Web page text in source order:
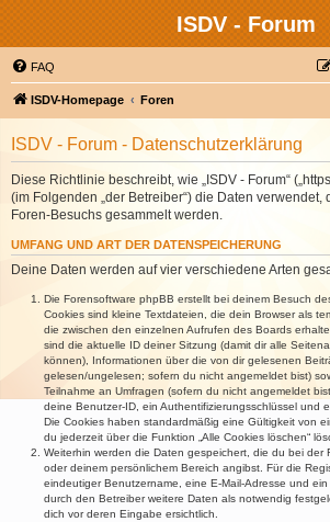
ISDV - Forum
FAQ
ISDV-Homepage Foren
ISDV - Forum - Datenschutzerklärung
Diese Richtlinie beschreibt, wie „ISDV - Forum“
(im Folgenden „der Betreiber“) die Daten verwendet,
Foren-Besuchs gesammelt werden.
UMFANG UND ART DER DATENSPEICHERUNG
Deine Daten werden auf vier verschiedene Arten
Die Forensoftware phpBB erstellt bei deinem Besuch
Cookies sind kleine Textdateien, die dein Browser als
die zwischen den einzelnen Aufrufen des Boards
sind die aktuelle ID deiner Sitzung (damit dir alle
können), Informationen über die von dir gelesenen
gelesen/ungelesen; sofern du nicht angemeldet bist)
Teilnahme an Umfragen (sofern du nicht angemeldet
deine Benutzer-ID, ein Authentifizierungsschlüssel und
Die Cookies haben standardmäßig eine Gültigkeit von
du jederzeit über die Funktion „Alle Cookies löschen“
Weiterhin werden die Daten gespeichert, die du bei der
oder deinem persönlichem Bereich angibst. Für die
eindeutiger Benutzername, eine E-Mail-Adresse und
durch den Betreiber weitere Daten als notwendig
dich vor deren Eingabe ersichtlich.